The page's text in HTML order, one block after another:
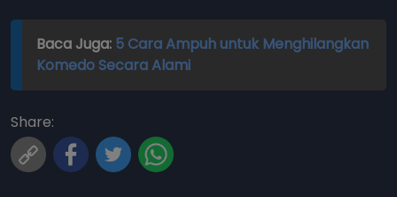
Baca Juga: 5 Cara Ampuh untuk Menghilangkan
Komedo Secara Alami
Share: